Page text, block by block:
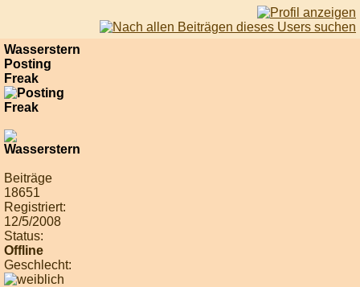
Wasserstern
Posting
Freak
Beiträge
18651
Registriert:
12/5/2008
Status:
Offline
Geschlecht: